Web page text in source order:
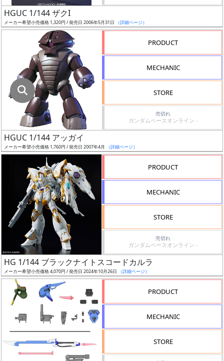
安
値
ボ
ス
ア
タ
ー
（β）
HGUC 1/144 ザクI
メーカー希望小売価格 1,320円 / 発売日 2006年5月31日 （詳細ページ）
PRODUCT
MECHANIC
STORE
売切れ
ガンダムベースオンライン -
HGUC 1/144 アッガイ
メーカー希望小売価格 1,760円 / 発売日 2007年4月 （詳細ページ）
PRODUCT
MECHANIC
STORE
売切れ
ガンダムベースオンライン -
HG 1/144 ブラックナイトスコードカルラ
メーカー希望小売価格 4,070円 / 発売日 2024年10月26日 （詳細ページ）
PRODUCT
MECHANIC
STORE